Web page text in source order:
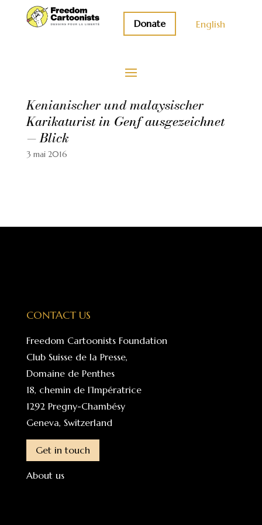
Donate English
Kenianischer und malaysischer
Karikaturist in Genf ausgezeichnet
— Blick
3 mai 2016
CONTACT US
Freedom Cartoonists Foundation
Club Suisse de la Presse,
Domaine de Penthes
18, chemin de l’Impératrice
1292 Pregny-Chambésy
Geneva, Switzerland
Get in touch
About us